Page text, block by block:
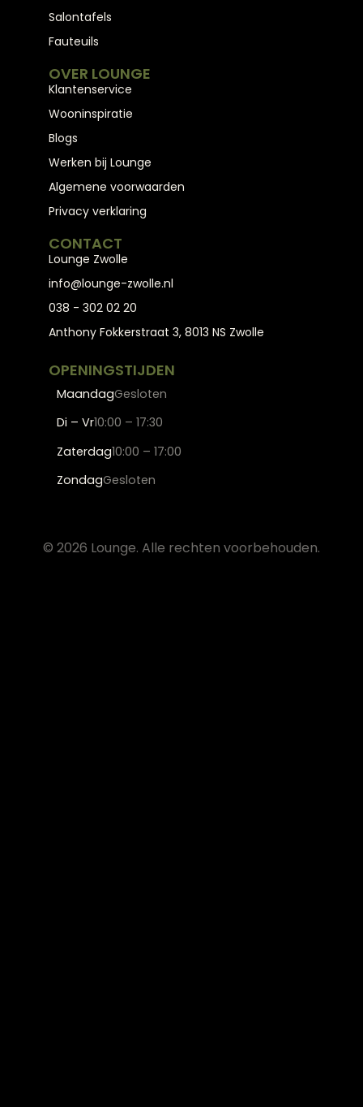
Salontafels
Fauteuils
OVER LOUNGE
Klantenservice
Wooninspiratie
Blogs
Werken bij Lounge
Algemene voorwaarden
Privacy verklaring
CONTACT
Lounge Zwolle
info@lounge-zwolle.nl
038 - 302 02 20
Anthony Fokkerstraat 3, 8013 NS Zwolle
OPENINGSTIJDEN
MaandagGesloten
Di – Vr10:00 – 17:30
Zaterdag10:00 – 17:00
ZondagGesloten
© 2026 Lounge. Alle rechten voorbehouden.